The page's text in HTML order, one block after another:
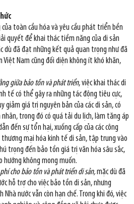
toàn cầu hóa và yêu cầu phát triển bền
quyết để khai thác tiềm năng của di sản
dù đã đạt những kết quả quan trọng như đã
Nam cũng đối diện không ít khó khăn,
giữa bảo tồn và phát triển, việc khai thác di
tế có thể gây ra những tác động tiêu cực,
giảm giá trị nguyên bản của các di sản, có
trong đó có quá tải du lịch, làm tăng áp
đến sự tổn hại, xuống cấp của các công
thương mại hóa kinh tế di sản, tập trung vào
trọng đến bảo tồn giá trị văn hóa sâu sắc,
hướng không mong muốn.
cho bảo tồn và phát triển di sản,mặc dù đã
hỗ trợ cho việc bảo tồn di sản, nhưng
nước vẫn còn hạn chế. Trong khi đó, việc